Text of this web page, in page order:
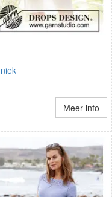
Meer info